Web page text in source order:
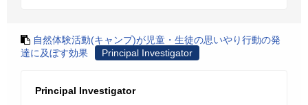
自然体験活動(キャンプ)が児童・生徒の思いやり行動の発
達に及ぼす効果
Principal Investigator
Principal Investigator